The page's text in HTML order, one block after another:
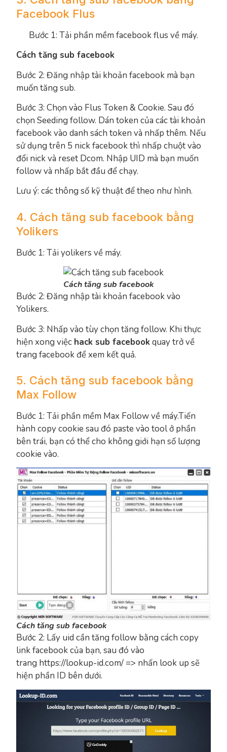
Facebook Flus
Bước 1: Tải phần mềm facebook flus về máy.
Cách tăng sub facebook
Bước 2: Đăng nhập tài khoản facebook mà bạn
muốn tăng sub.
Bước 3: Chọn vào Flus Token & Cookie. Sau đó
chọn Seeding follow. Dán token của các tài khoản
facebook vào danh sách token và nhấp thêm. Nếu
sử dụng trên 5 nick facebook thì nhấp chuột vào
đổi nick và reset Dcom. Nhập UID mà bạn muốn
follow và nhấp bắt đầu để chạy.
Lưu ý: các thông số kỹ thuật để theo như hình.
4. Cách tăng sub facebook bằng
Yolikers
Bước 1: Tải yolikers về máy.
Cách tăng sub facebook
Bước 2: Đăng nhập tài khoản facebook vào
Yolikers.
Bước 3: Nhấp vào tùy chọn tăng follow. Khi thực
hiện xong việc hack sub facebookquay trở về
trang facebook để xem kết quả.
5. Cách tăng sub facebook bằng
Max Follow
Bước 1: Tải phần mềm Max Follow về máy.Tiến
hành copy cookie sau đó paste vào tool ở phần
bên trái, bạn có thể cho không giới hạn số lượng
cookie vào.
Cách tăng sub facebook
Bước 2: Lấy uid cần tăng follow bằng cách copy
link facebook của bạn, sau đó vào
trang https://lookup-id.com/ => nhấn look up sẽ
hiện phần ID bên dưới.